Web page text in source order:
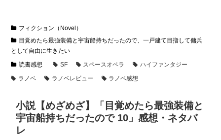
フィクション（Novel）
目覚めたら最強装備と宇宙船持ちだったので、一戸建て目指して傭兵
として自由に生きたい
読書感想
SF スペースオペラ
ハイファンタジー
ラノベ
ラノベレビュー ラノベ感想
小説【めざめざ】「目覚めたら最強装備と
宇宙船持ちだったので 10」感想・ネタバ
レ